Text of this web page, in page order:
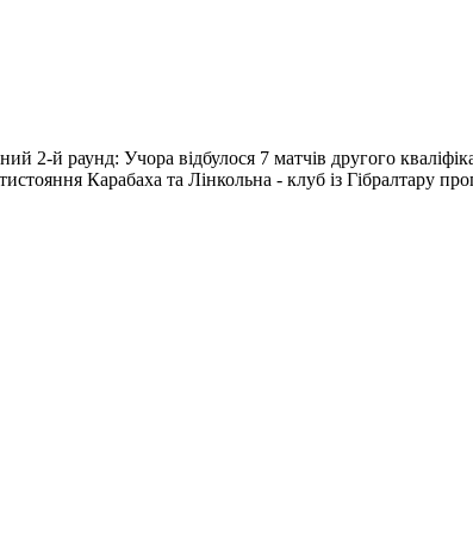
2-й раунд: Учора відбулося 7 матчів другого
Карабаха та Лінкольна - клуб із Гібралтару